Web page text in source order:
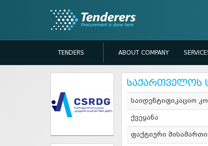
TENDERS ABOUT COMPANY
საქართველოს
საიდენტიფიკაციო
ქვეყანა
ფაქტიური